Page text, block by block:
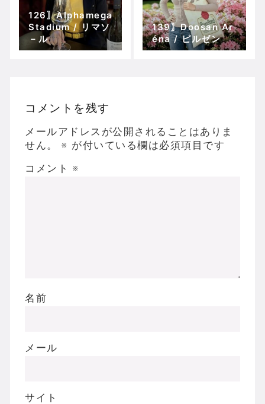
126〗Alphamega
Stadium / リマソ
－ル
139〗Doosan Ar
éna / ピルゼン
コメントを残す
メールアドレスが公開されることはありま
せん。
※ が付いている欄は必須項目です
コメント ※
名前
メール
サイト